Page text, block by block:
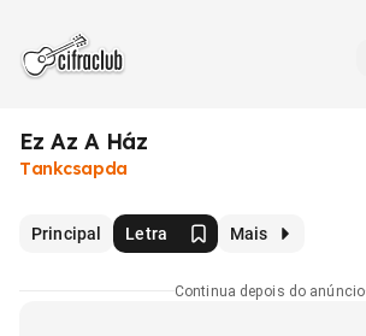
Ez Az A Ház
Tankcsapda
Principal Letra Mais
Continua depois do anúncio